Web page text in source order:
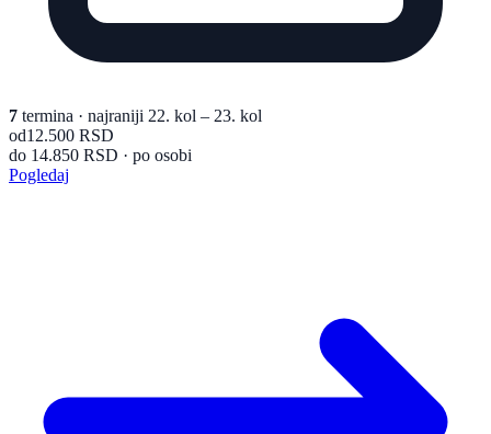
7 termina · najraniji 22. kol – 23. kol
od12.500 RSD
do 14.850 RSD · po osobi
Pogledaj